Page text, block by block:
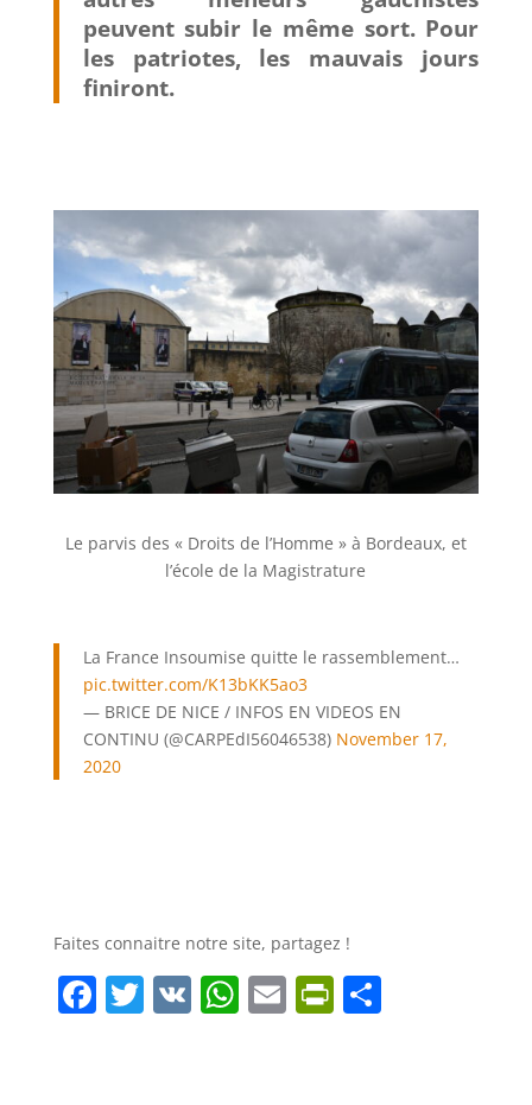
peuvent subir le même sort. Pour
les patriotes, les mauvais jours
finiront.
Le parvis des « Droits de l’Homme » à Bordeaux, et
l’école de la Magistrature
La France Insoumise quitte le rassemblement…
pic.twitter.com/K13bKK5ao3
— BRICE DE NICE / INFOS EN VIDEOS EN
CONTINU (@CARPEdI56046538) November 17,
2020
Faites connaitre notre site, partagez !
F T V W E PrP